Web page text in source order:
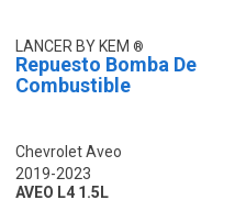
LANCER BY KEM
Repuesto Bomba De
Combustible
Chevrolet Aveo
2019-2023
AVEO L4 1.5L